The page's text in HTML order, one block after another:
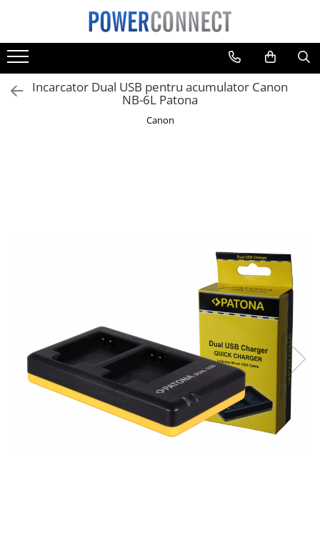
Toate Produsele
Sisteme filtrare apa
Sisteme filtrare apa
Laptop
POS/Scanere coduri de bare
Scule electrice
Incarcator Dual USB pentru acumulator Canon
NB-6L Patona
Canon